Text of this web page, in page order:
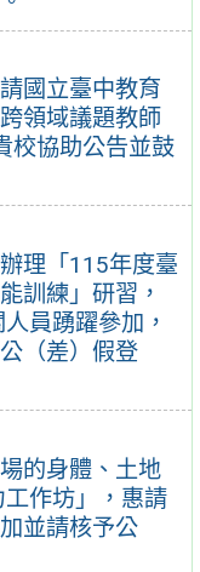
國立臺中教育
領域議題教師
校協助公告並鼓
理「115年度臺
訓練」研習，
員踴躍參加，
（差）假登
的身體、土地
作坊」，惠請
並請核予公